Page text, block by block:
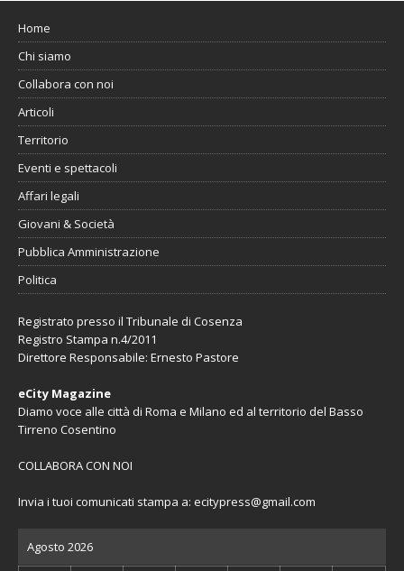
Home
Chi siamo
Collabora con noi
Articoli
Territorio
Eventi e spettacoli
Affari legali
Giovani & Società
Pubblica Amministrazione
Politica
Registrato presso il Tribunale di Cosenza
Registro Stampa n.4/2011
Direttore Responsabile: Ernesto Pastore
eCity Magazine
Diamo voce alle città di Roma e Milano ed al territorio del Basso
Tirreno Cosentino
COLLABORA CON NOI
Invia i tuoi comunicati stampa a: ecitypress@gmail.com
Agosto 2026